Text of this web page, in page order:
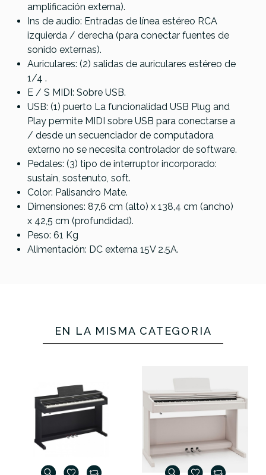
amplificación externa).
Ins de audio: Entradas de línea estéreo RCA
izquierda / derecha (para conectar fuentes de
sonido externas).
Auriculares: (2) salidas de auriculares estéreo de
1/4 .
E / S MIDI: Sobre USB.
USB: (1) puerto La funcionalidad USB Plug and
Play permite MIDI sobre USB para conectarse a
/ desde un secuenciador de computadora
externo no se necesita controlador de software.
Pedales: (3) tipo de interruptor incorporado:
sustain, sostenuto, soft.
Color: Palisandro Mate.
Dimensiones: 87,6 cm (alto) x 138,4 cm (ancho)
x 42,5 cm (profundidad).
Peso: 61 Kg
Alimentación: DC externa 15V 2.5A.
EN LA MISMA CATEGORÍA